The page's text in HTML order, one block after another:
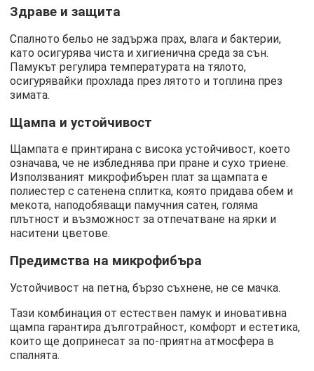
Здраве и защита
Спалното бельо не задържа прах, влага и бактерии,
като осигурява чиста и хигиенична среда за сън.
Памукът регулира температурата на тялото,
осигурявайки прохлада през лятото и топлина през
зимата.
Щампа и устойчивост
Щампата е принтирана с висока устойчивост, което
означава, че не избледнява при пране и сухо триене.
Използваният микрофибърен плат за щампата е
полиестер с сатенена сплитка, която придава обем и
мекота, наподобяващи памучния сатен, голяма
плътност и възможност за отпечатване на ярки и
наситени цветове.
Предимства на микрофибъра
Устойчивост на петна, бързо съхнене, не се мачка.
Тази комбинация от естествен памук и иновативна
щампа гарантира дълготрайност, комфорт и естетика,
които ще допринесат за по-приятна атмосфера в
спалнята.